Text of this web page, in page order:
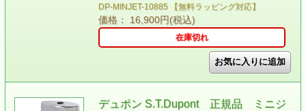
DP-MINJET-10885 【無料ラッピング対応】
価格： 16,900円(税込)
在庫切れ
デュポン S.T.Dupont 正規品 ミニジ